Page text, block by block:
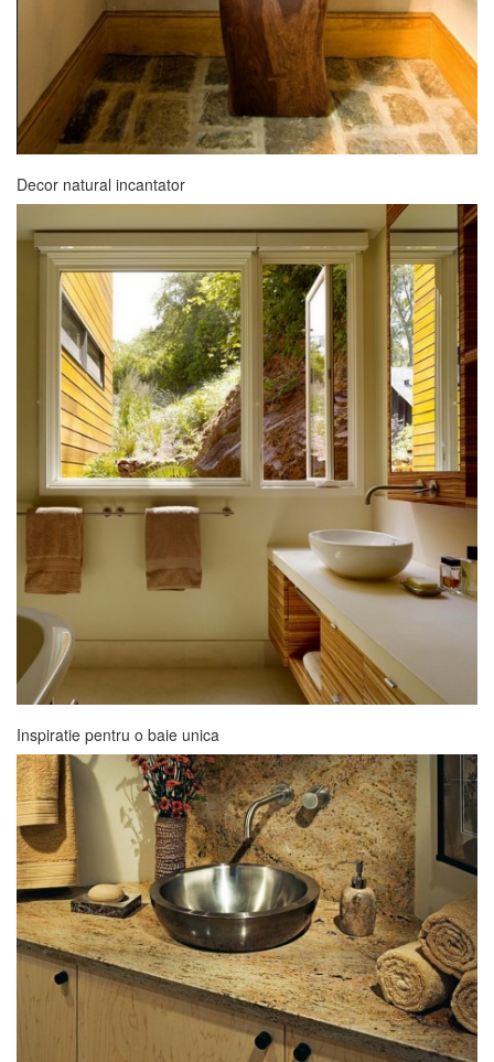
Decor natural incantator
Inspiratie pentru o baie unica